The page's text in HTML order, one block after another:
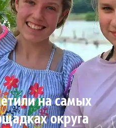
на самых
округа